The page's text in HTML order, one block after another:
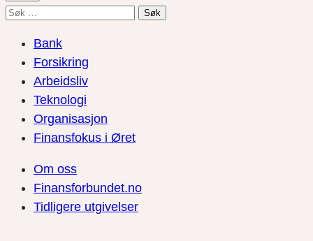
Søk
Bank
Forsikring
Arbeidsliv
Teknologi
Organisasjon
Finansfokus i Øret
Om oss
Finansforbundet.no
Tidligere utgivelser